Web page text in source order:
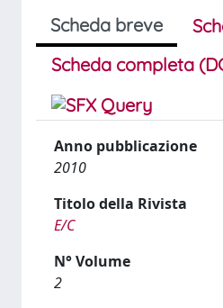
Scheda breve
Scheda completa
Anno pubblicazione
2010
Titolo della Rivista
E/C
N° Volume
2